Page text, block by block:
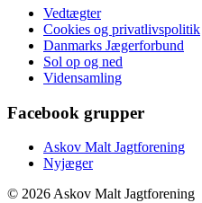
Vedtægter
Cookies og privatlivspolitik
Danmarks Jægerforbund
Sol op og ned
Vidensamling
Facebook grupper
Askov Malt Jagtforening
Nyjæger
© 2026 Askov Malt Jagtforening